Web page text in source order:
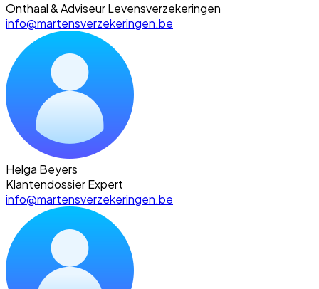
Onthaal & Adviseur Levensverzekeringen
info@martensverzekeringen.be
Helga Beyers
Klantendossier Expert
info@martensverzekeringen.be